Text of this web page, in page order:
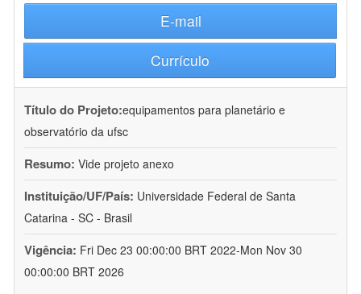
E-mail
Currículo
Título do Projeto:equipamentos para planetário e
observatório da ufsc
Resumo: Vide projeto anexo
Instituição/UF/País: Universidade Federal de Santa
Catarina - SC - Brasil
Vigência: Fri Dec 23 00:00:00 BRT 2022-Mon Nov 30
00:00:00 BRT 2026